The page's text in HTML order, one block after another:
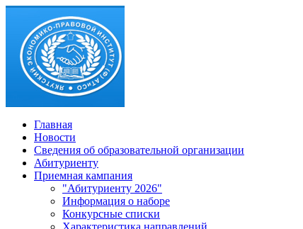
Главная
Новости
Сведения об образовательной организации
Абитуриенту
Приемная кампания
"Абитуриенту 2026"
Информация о наборе
Конкурсные списки
Характеристика направлений